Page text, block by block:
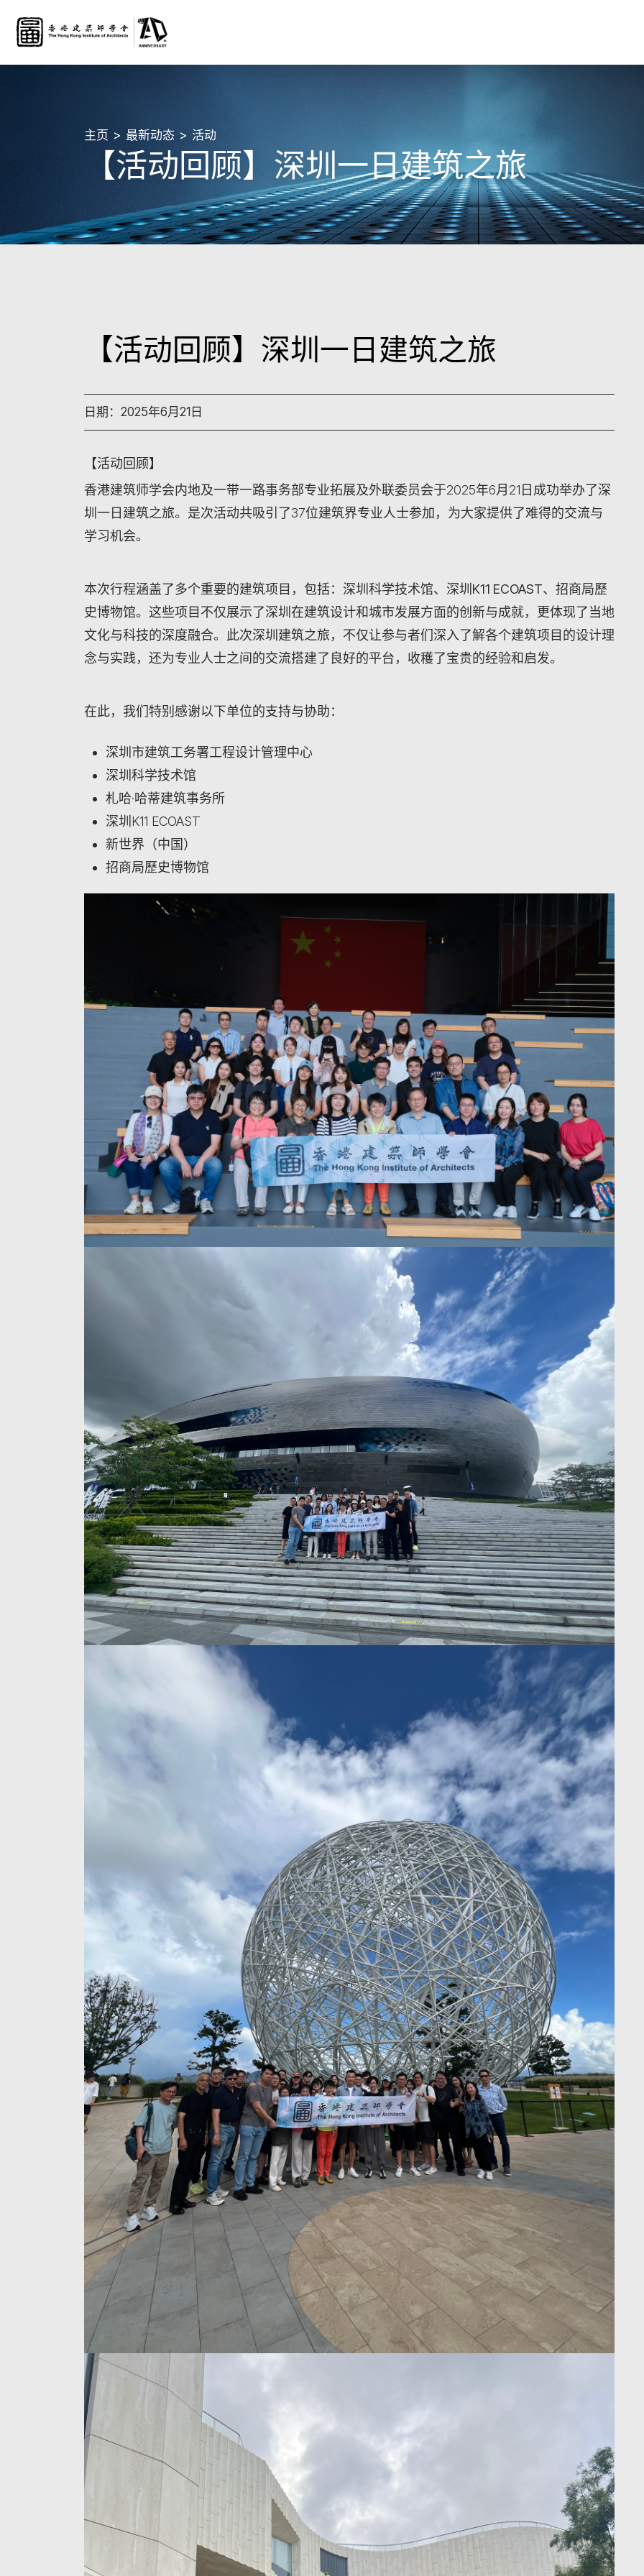
主页 最新动态 活动
【活动回顾】深圳一日建筑之旅
【活动回顾】深圳一日建筑之旅
日期：2025年6月21日
【活动回顾】
香港建筑师学会内地及一带一路事务部专业拓展及外联委员会于2025年6月21日成功举办了深
圳一日建筑之旅。是次活动共吸引了37位建筑界专业人士参加，为大家提供了难得的交流与
学习机会。
本次行程涵盖了多个重要的建筑项目，包括： 深圳科学技术馆、深圳K11 ECOAST、招商局歷
史博物馆。 这些项目不仅展示了深圳在建筑设计和城市发展方面的创新与成就，更体现了当地
文化与科技的深度融合。此次深圳建筑之旅，不仅让参与者们深入了解各个建筑项目的设计理
念与实践，还为专业人士之间的交流搭建了良好的平台，收穫了宝贵的经验和启发。
在此，我们特别感谢以下单位的支持与协助：
深圳市建筑工务署工程设计管理中心
深圳科学技术馆
札哈·哈蒂建筑事务所
深圳K11 ECOAST
新世界（中国）
招商局歷史博物馆